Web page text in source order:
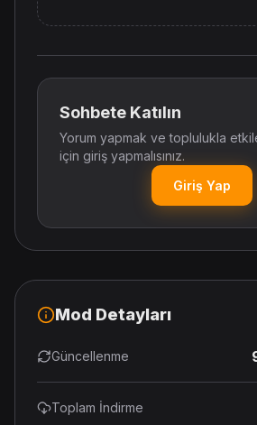
Sohbete Katılın
Yorum yapmak ve toplulukla
için giriş yapmalısınız.
Giriş Yap
Mod Detayları
Güncellenme
Toplam İndirme